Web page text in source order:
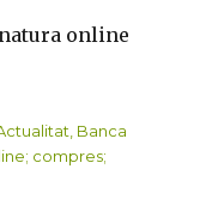
online
, Banca
compres;